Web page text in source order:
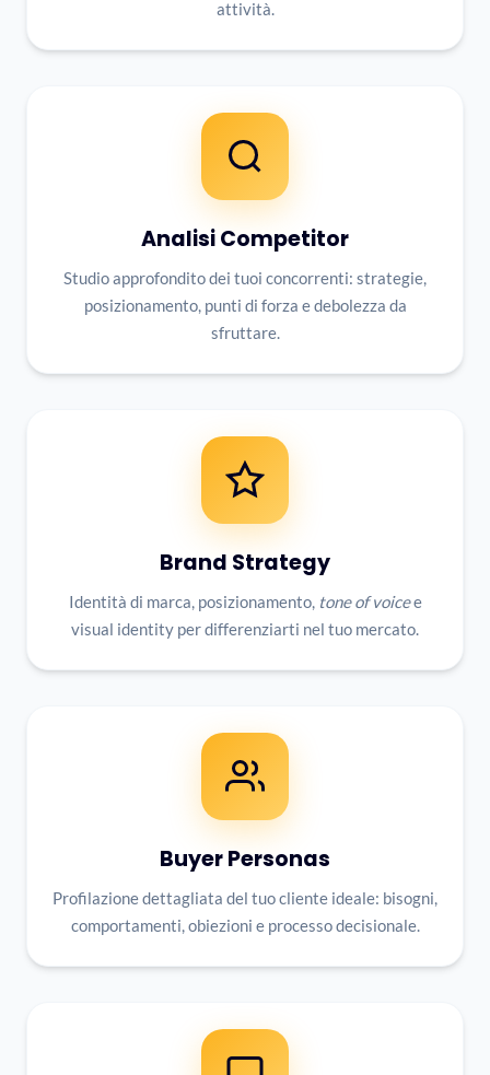
attività.
Analisi Competitor
Studio approfondito dei tuoi concorrenti: strategie,
posizionamento, punti di forza e debolezza da
sfruttare.
Brand Strategy
Identità di marca, posizionamento, tone of voicee
visual identity per differenziarti nel tuo mercato.
Buyer Personas
Profilazione dettagliata del tuo cliente ideale: bisogni,
comportamenti, obiezioni e processo decisionale.